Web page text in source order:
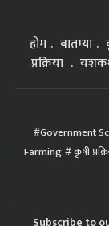
होम बातम्या
प्रक्रिया
Government
Farming कृषी